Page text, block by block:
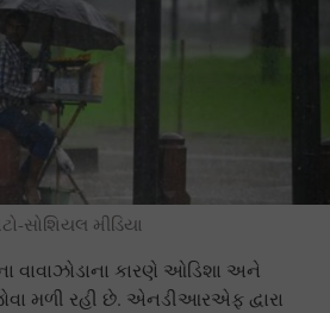
સોશિયલ મીડિયા
વાવાઝોડાના કારણે ઓડિશા અને
મળી રહી છે. એનડીઆરએફ દ્વારા